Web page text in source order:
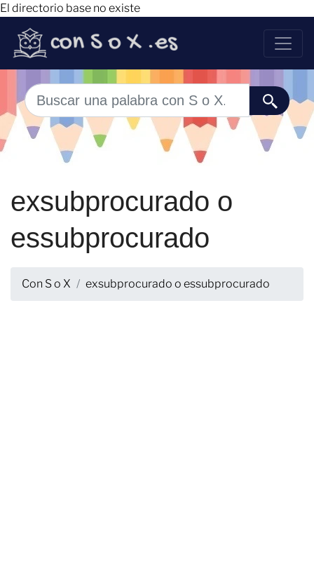
El directorio base no existe
exsubprocurado o
essubprocurado
Con S o X exsubprocurado o essubprocurado